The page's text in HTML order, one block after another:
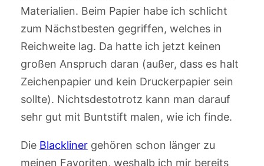
Materialien. Beim Papier habe ich schlicht
zum Nächstbesten gegriffen, welches in
Reichweite lag. Da hatte ich jetzt keinen
großen Anspruch daran (außer, dass es halt
Zeichenpapier und kein Druckerpapier sein
sollte). Nichtsdestotrotz kann man darauf
sehr gut mit Buntstift malen, wie ich finde.
Die Blacklinergehören schon länger zu
meinen Favoriten, weshalb ich mir bereits